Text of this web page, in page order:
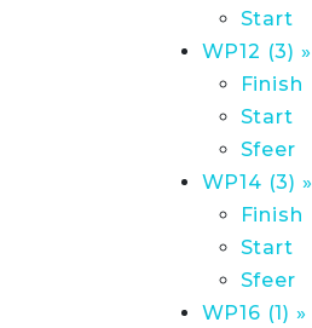
Start
WP12 (3) »
Finish
Start
Sfeer
WP14 (3) »
Finish
Start
Sfeer
WP16 (1) »